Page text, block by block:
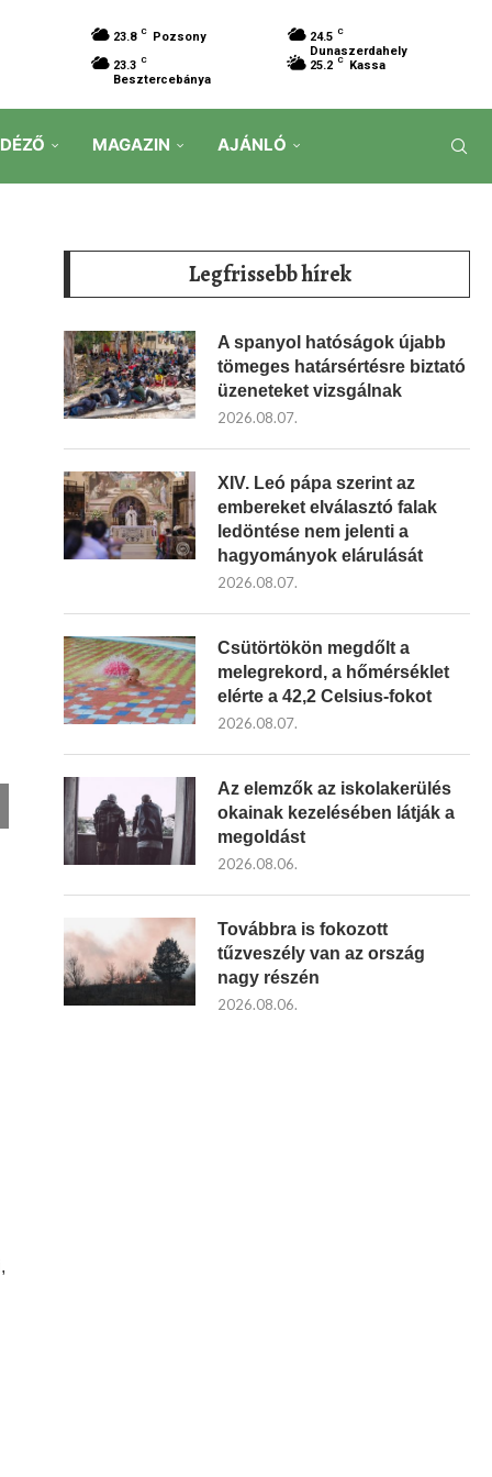
23.8 C Pozsony 24.5 C
Dunaszerdahely
23.3 C
Besztercebánya
25.2 C Kassa
MAGAZIN AJÁNLÓ
Legfrissebb hírek
A spanyol hatóságok újabb
tömeges határsértésre biztató
üzeneteket vizsgálnak
2026.08.07.
XIV. Leó pápa szerint az
embereket elválasztó falak
ledöntése nem jelenti a
hagyományok elárulását
2026.08.07.
Csütörtökön megdőlt a
melegrekord, a hőmérséklet
elérte a 42,2 Celsius-fokot
2026.08.07.
Az elemzők az iskolakerülés
okainak kezelésében látják a
megoldást
2026.08.06.
Továbbra is fokozott
tűzveszély van az ország
nagy részén
2026.08.06.